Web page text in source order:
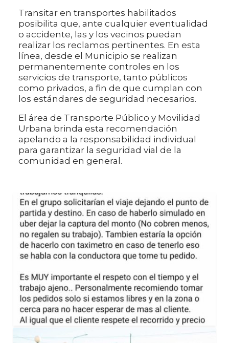
Transitar en transportes habilitados
posibilita que, ante cualquier eventualidad
o accidente, las y los vecinos puedan
realizar los reclamos pertinentes. En esta
línea, desde el Municipio se realizan
permanentemente controles en los
servicios de transporte, tanto públicos
como privados, a fin de que cumplan con
los estándares de seguridad necesarios.
El área de Transporte Público y Movilidad
Urbana brinda esta recomendación
apelando a la responsabilidad individual
para garantizar la seguridad vial de la
comunidad en general.